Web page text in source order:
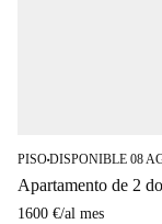
PISO■DISPONIBLE 08
Apartamento de 2
1600 €/al mes